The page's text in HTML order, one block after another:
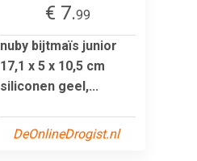
€ 7.99
nuby bijtmaïs junior
17,1 x 5 x 10,5 cm
siliconen geel,...
DeOnlineDrogist.nl